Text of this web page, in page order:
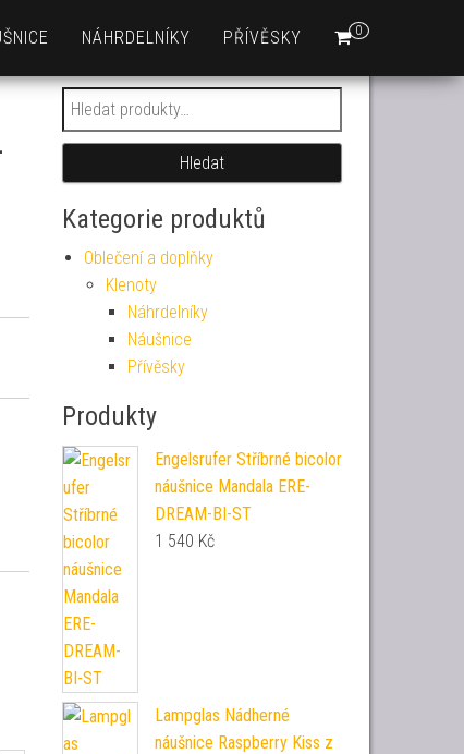
0
NÁHRDELNÍKY PŘÍVĚSKY
Hledat:
Hledat
Kategorie produktů
Oblečení a doplňky
Klenoty
Náhrdelníky
Náušnice
Přívěsky
Produkty
Engelsrufer Stříbrné bicolor
náušnice Mandala ERE-
DREAM-BI-ST
1 540 Kč
Lampglas Nádherné
náušnice Raspberry Kiss z